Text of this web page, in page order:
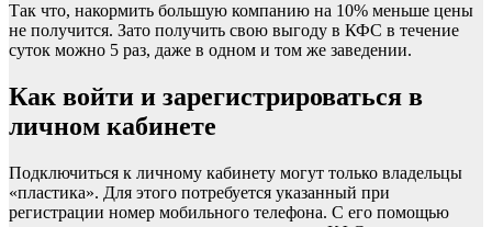
Так что, накормить большую компанию на 10% меньше цены
не получится. Зато получить свою выгоду в КФС в течение
суток можно 5 раз, даже в одном и том же заведении.
Как войти и зарегистрироваться в
личном кабинете
Подключиться к личному кабинету могут только владельцы
«пластика». Для этого потребуется указанный при
регистрации номер мобильного телефона. С его помощью